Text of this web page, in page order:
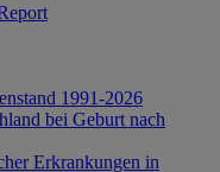
1991-2026
bei Geburt nach
Erkrankungen in